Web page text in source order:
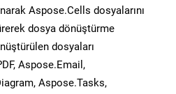
Aspose.Cells dosyalarını
dosya dönüştürme
dosyaları
Aspose.Email,
Aspose.Tasks,